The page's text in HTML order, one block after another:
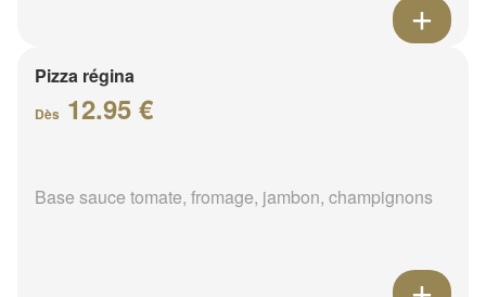
Pizza régina
Dès 12.95 €
Base sauce tomate, fromage, jambon, champignons